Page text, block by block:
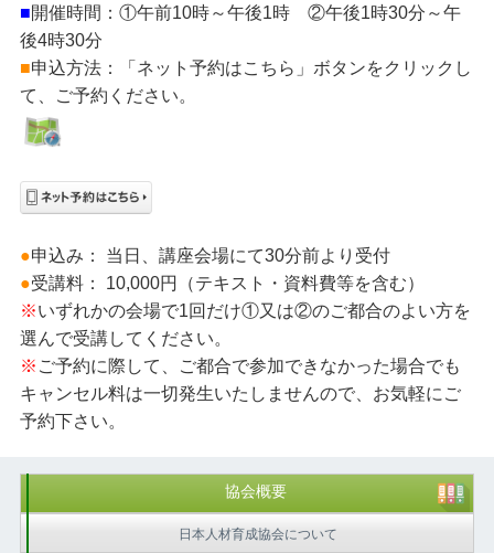
■開催時間：①午前10時～午後1時 ②午後1時30分～午
後4時30分
■申込方法：「ネット予約はこちら」ボタンをクリックし
て、ご予約ください。
●申込み： 当日、講座会場にて30分前より受付
●受講料： 10,000円（テキスト・資料費等を含む）
※いずれかの会場で1回だけ①又は②のご都合のよい方を
選んで受講してください。
※ ご予約に際して、ご都合で参加できなかった場合でも
キャンセル料は一切発生いたしませんので、お気軽にご
予約下さい。
協会概要
日本人材育成協会について